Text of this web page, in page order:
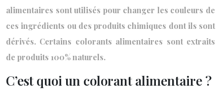
alimentaires sont utilisés pour changer les couleurs de
ces ingrédients ou des produits chimiques dont ils sont
dérivés. Certains colorants alimentaires sont extraits
de produits 100% naturels.
C’est quoi un colorant alimentaire ?